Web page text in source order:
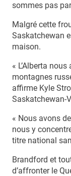
sommes pas
Malgré cette
Saskatchewan
maison.
« L’Alberta
montagnes
affirme Kyle
Saskatchewan-
« Nous avons
nous y
titre national
Brandford et
d’affronter le